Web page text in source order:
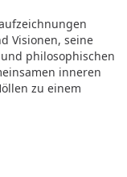
Visionen, seine
philosophischen
inneren
zu einem